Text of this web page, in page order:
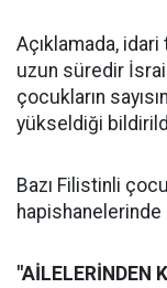
Açıklamada,
uzun süredir
çocukların
yükseldiği
Bazı Filistinli
"AİLELERİNDEN